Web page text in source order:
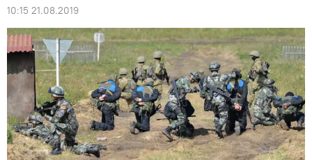
10:15 21.08.2019